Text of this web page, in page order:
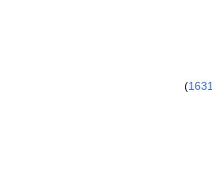
1631
)